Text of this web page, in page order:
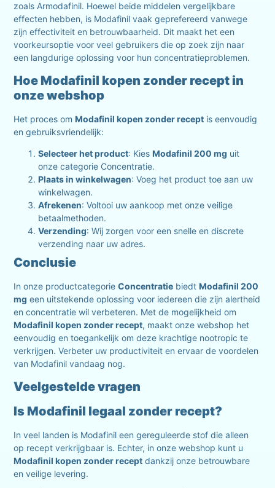
zoals Armodafinil. Hoewel beide middelen vergelijkbare
effecten hebben, is Modafinil vaak geprefereerd vanwege
zijn effectiviteit en betrouwbaarheid. Dit maakt het een
voorkeursoptie voor veel gebruikers die op zoek zijn naar
een langdurige oplossing voor hun concentratieproblemen.
Hoe Modafinil kopen zonder recept in
onze webshop
Het proces omModafinil kopen zonder recept is eenvoudig
en gebruiksvriendelijk:
Selecteer het product: KiesModafinil 200 mg uit
onze categorie Concentratie.
Plaats in winkelwagen: Voeg het product toe aan uw
winkelwagen.
Afrekenen: Voltooi uw aankoop met onze veilige
betaalmethoden.
Verzending: Wij zorgen voor een snelle en discrete
verzending naar uw adres.
Conclusie
In onze productcategorieConcentratie biedtModafinil 200
mg een uitstekende oplossing voor iedereen die zijn alertheid
en concentratie wil verbeteren. Met de mogelijkheid om
Modafinil kopen zonder recept, maakt onze webshop het
eenvoudig en toegankelijk om deze krachtige nootropic te
verkrijgen. Verbeter uw productiviteit en ervaar de voordelen
van Modafinil vandaag nog.
Veelgestelde vragen
Is Modafinil legaal zonder recept?
In veel landen is Modafinil een gereguleerde stof die alleen
op recept verkrijgbaar is. Echter, in onze webshop kunt u
Modafinil kopen zonder recept dankzij onze betrouwbare
en veilige levering.